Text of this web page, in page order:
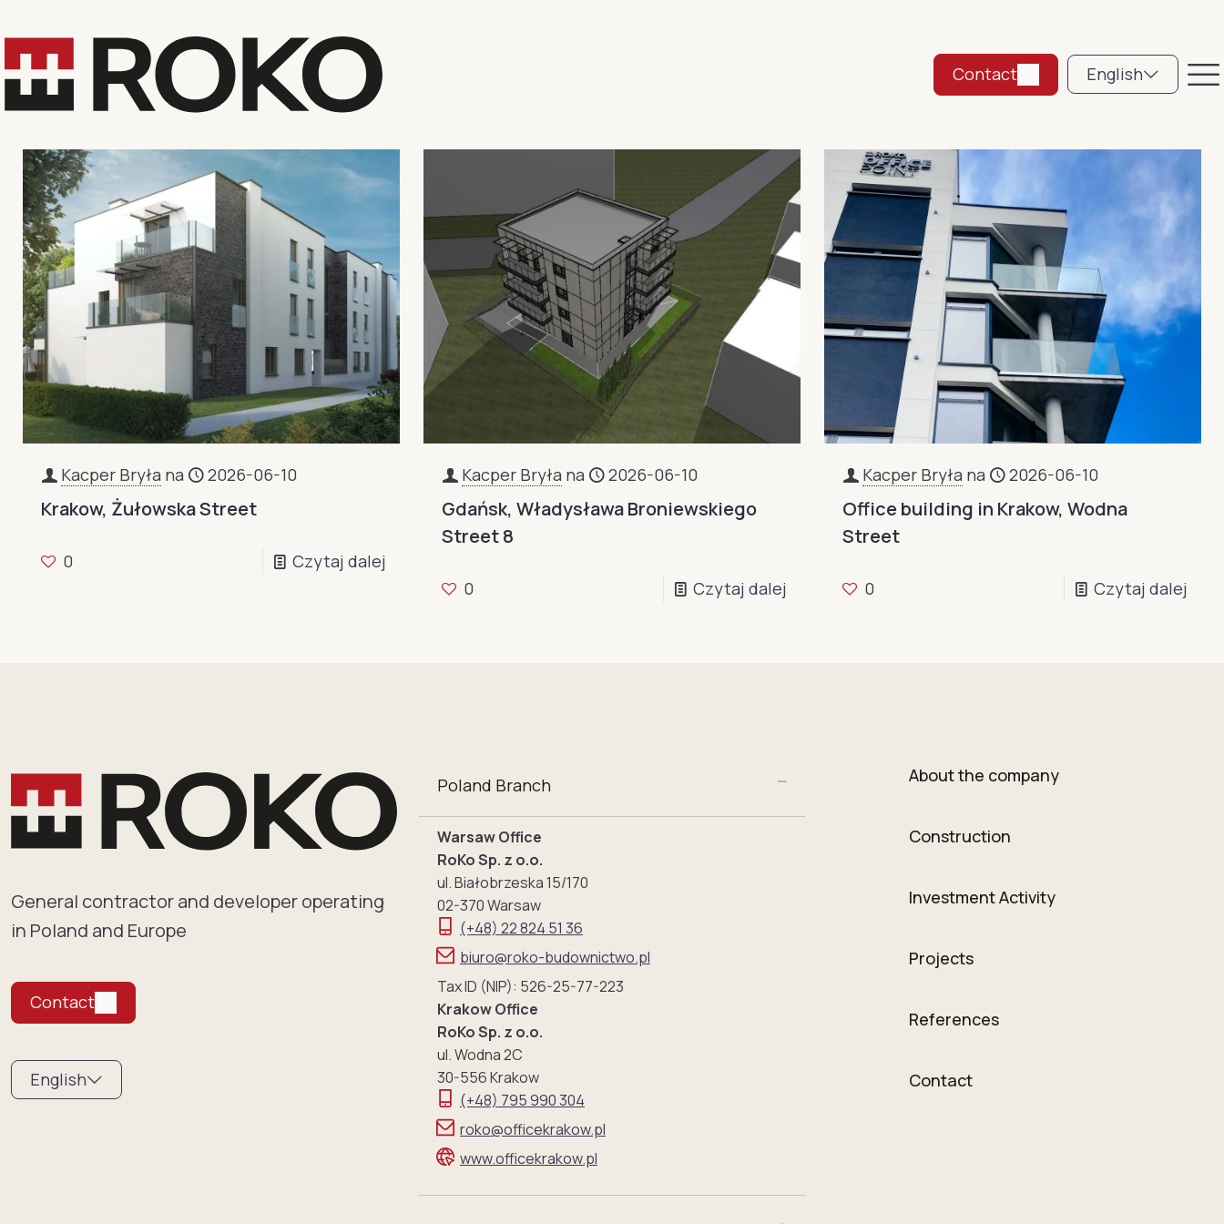
Contact English
Kacper Bryła na 2026-06-10
Krakow, Żułowska Street
0 Czytaj dalej
Kacper Bryła na 2026-06-10
Gdańsk, Władysława Broniewskiego
Street 8
0 Czytaj dalej
Kacper Bryła na 2026-06-10
Office building in Krakow, Wodna
Street
0 Czytaj dalej
General contractor and developer operating
in Poland and Europe
Contact
English
Poland Branch
Warsaw Office
RoKo Sp. z o.o.
ul. Białobrzeska 15/170
02-370 Warsaw
(+48) 22 824 51 36
biuro@roko-budownictwo.pl
Tax ID (NIP): 526-25-77-223
Krakow Office
RoKo Sp. z o.o.
ul. Wodna 2C
30-556 Krakow
(+48) 795 990 304
roko@officekrakow.pl
www.officekrakow.pl
About the company
Construction
Investment Activity
Projects
References
Contact